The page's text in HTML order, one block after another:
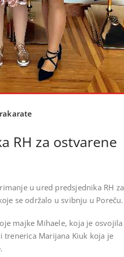
RH za ostvarene
u ured predsjednika RH za
se održalo u svibnju u Poreču.
majke Mihaele, koja je osvojila
trenerica Marijana Kiuk koja je